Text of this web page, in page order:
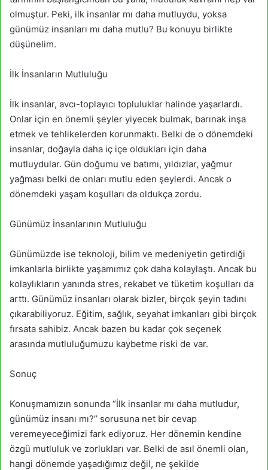
olmuştur. Peki, ilk insanlar mı daha mutluydu, yoksa
günümüz insanları mı daha mutlu? Bu konuyu birlikte
düşünelim.
İlk İnsanların Mutluluğu
İlk insanlar, avcı-toplayıcı topluluklar halinde yaşarlardı.
Onlar için en önemli şeyler yiyecek bulmak, barınak inşa
etmek ve tehlikelerden korunmaktı. Belki de o dönemdeki
insanlar, doğayla daha iç içe oldukları için daha
mutluydular. Gün doğumu ve batımı, yıldızlar, yağmur
yağması belki de onları mutlu eden şeylerdi. Ancak o
dönemdeki yaşam koşulları da oldukça zordu.
Günümüz İnsanlarının Mutluluğu
Günümüzde ise teknoloji, bilim ve medeniyetin getirdiği
imkanlarla birlikte yaşamımız çok daha kolaylaştı. Ancak bu
kolaylıkların yanında stres, rekabet ve tüketim koşulları da
arttı. Günümüz insanları olarak bizler, birçok şeyin tadını
çıkarabiliyoruz. Eğitim, sağlık, seyahat imkanları gibi birçok
fırsata sahibiz. Ancak bazen bu kadar çok seçenek
arasında mutluluğumuzu kaybetme riski de var.
Sonuç
Konuşmamızın sonunda “İlk insanlar mı daha mutludur,
günümüz insanı mı?” sorusuna net bir cevap
veremeyeceğimizi fark ediyoruz. Her dönemin kendine
özgü mutluluk ve zorlukları var. Belki de asıl önemli olan,
hangi dönemde yaşadığımız değil, ne şekilde